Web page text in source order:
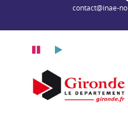
contact@inae-
PauseLecture
Nouvelle-Aquitaine